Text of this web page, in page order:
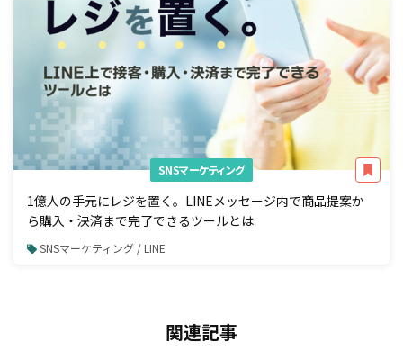
SNSマーケティング
1億人の手元にレジを置く。LINEメッセージ内で商品提案か
ら購入・決済まで完了できるツールとは
SNSマーケティング / LINE
関連記事